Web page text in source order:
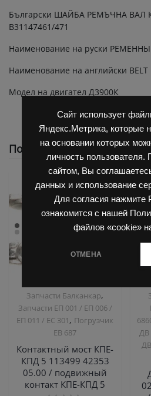
Сайт использует
Яндекс.Метрика, которые
на основании которых
личность пользователя.
сайтом, Вы
данных и использование
Для согласия нажмите
ознакомится с нашей
файлов «cookie»
ОТМЕНА
Български ШАЙБА РЕМЪЧНА ВАЛ
В31147461/471
Наименование на руски
Наименование на английски BELT
Модел на двигател Д3900К
Похожие
Запчасти Балканкар,
Запчасти ЕП 001 / ЕП 006 /
ЕП 011 / ЕС 301, Погрузчик
ЕВ 687
Контактный мост КПЕ-
КПД 5 113499 42353
05.00 / подвижный
контакт КПЕ-КПД 5
ДВ